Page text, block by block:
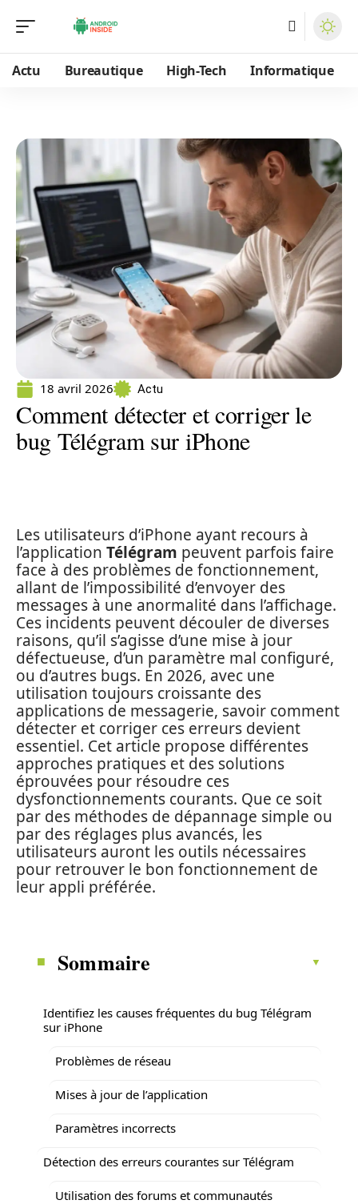
Actu Bureautique High-Tech Informatique
18 avril 2026 Actu
Comment détecter et corriger le
bug Télégram sur iPhone
Les utilisateurs d’iPhone ayant recours à
l’application Télégram peuvent parfois faire
face à des problèmes de fonctionnement,
allant de l’impossibilité d’envoyer des
messages à une anormalité dans l’affichage.
Ces incidents peuvent découler de diverses
raisons, qu’il s’agisse d’une mise à jour
défectueuse, d’un paramètre mal configuré,
ou d’autres bugs. En 2026, avec une
utilisation toujours croissante des
applications de messagerie, savoir comment
détecter et corriger ces erreurs devient
essentiel. Cet article propose différentes
approches pratiques et des solutions
éprouvées pour résoudre ces
dysfonctionnements courants. Que ce soit
par des méthodes de dépannage simple ou
par des réglages plus avancés, les
utilisateurs auront les outils nécessaires
pour retrouver le bon fonctionnement de
leur appli préférée.
Sommaire
Identifiez les causes fréquentes du bug Télégram
sur iPhone
Problèmes de réseau
Mises à jour de l’application
Paramètres incorrects
Détection des erreurs courantes sur Télégram
Utilisation des forums et communautés